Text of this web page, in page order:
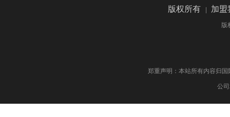
版权所有 | 加
版
郑重声明：本站所有内容归
公